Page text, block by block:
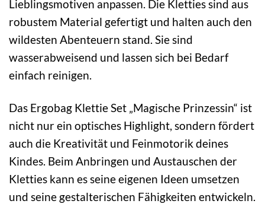
Lieblingsmotiven anpassen. Die Kletties sind aus
robustem Material gefertigt und halten auch den
wildesten Abenteuern stand. Sie sind
wasserabweisend und lassen sich bei Bedarf
einfach reinigen.
Das Ergobag Klettie Set „Magische Prinzessin“ ist
nicht nur ein optisches Highlight, sondern fördert
auch die Kreativität und Feinmotorik deines
Kindes. Beim Anbringen und Austauschen der
Kletties kann es seine eigenen Ideen umsetzen
und seine gestalterischen Fähigkeiten entwickeln.